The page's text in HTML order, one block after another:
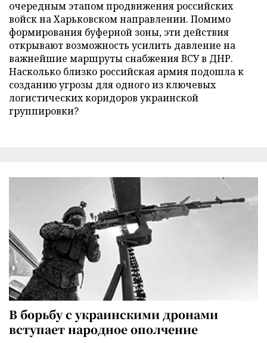
очередным этапом продвижения российских
войск на Харьковском направлении. Помимо
формирования буферной зоны, эти действия
открывают возможность усилить давление на
важнейшие маршруты снабжения ВСУ в ДНР.
Насколько близко российская армия подошла к
созданию угрозы для одного из ключевых
логистических коридоров украинской
группировки?
В борьбу с украинскими дронами
вступает народное ополчение